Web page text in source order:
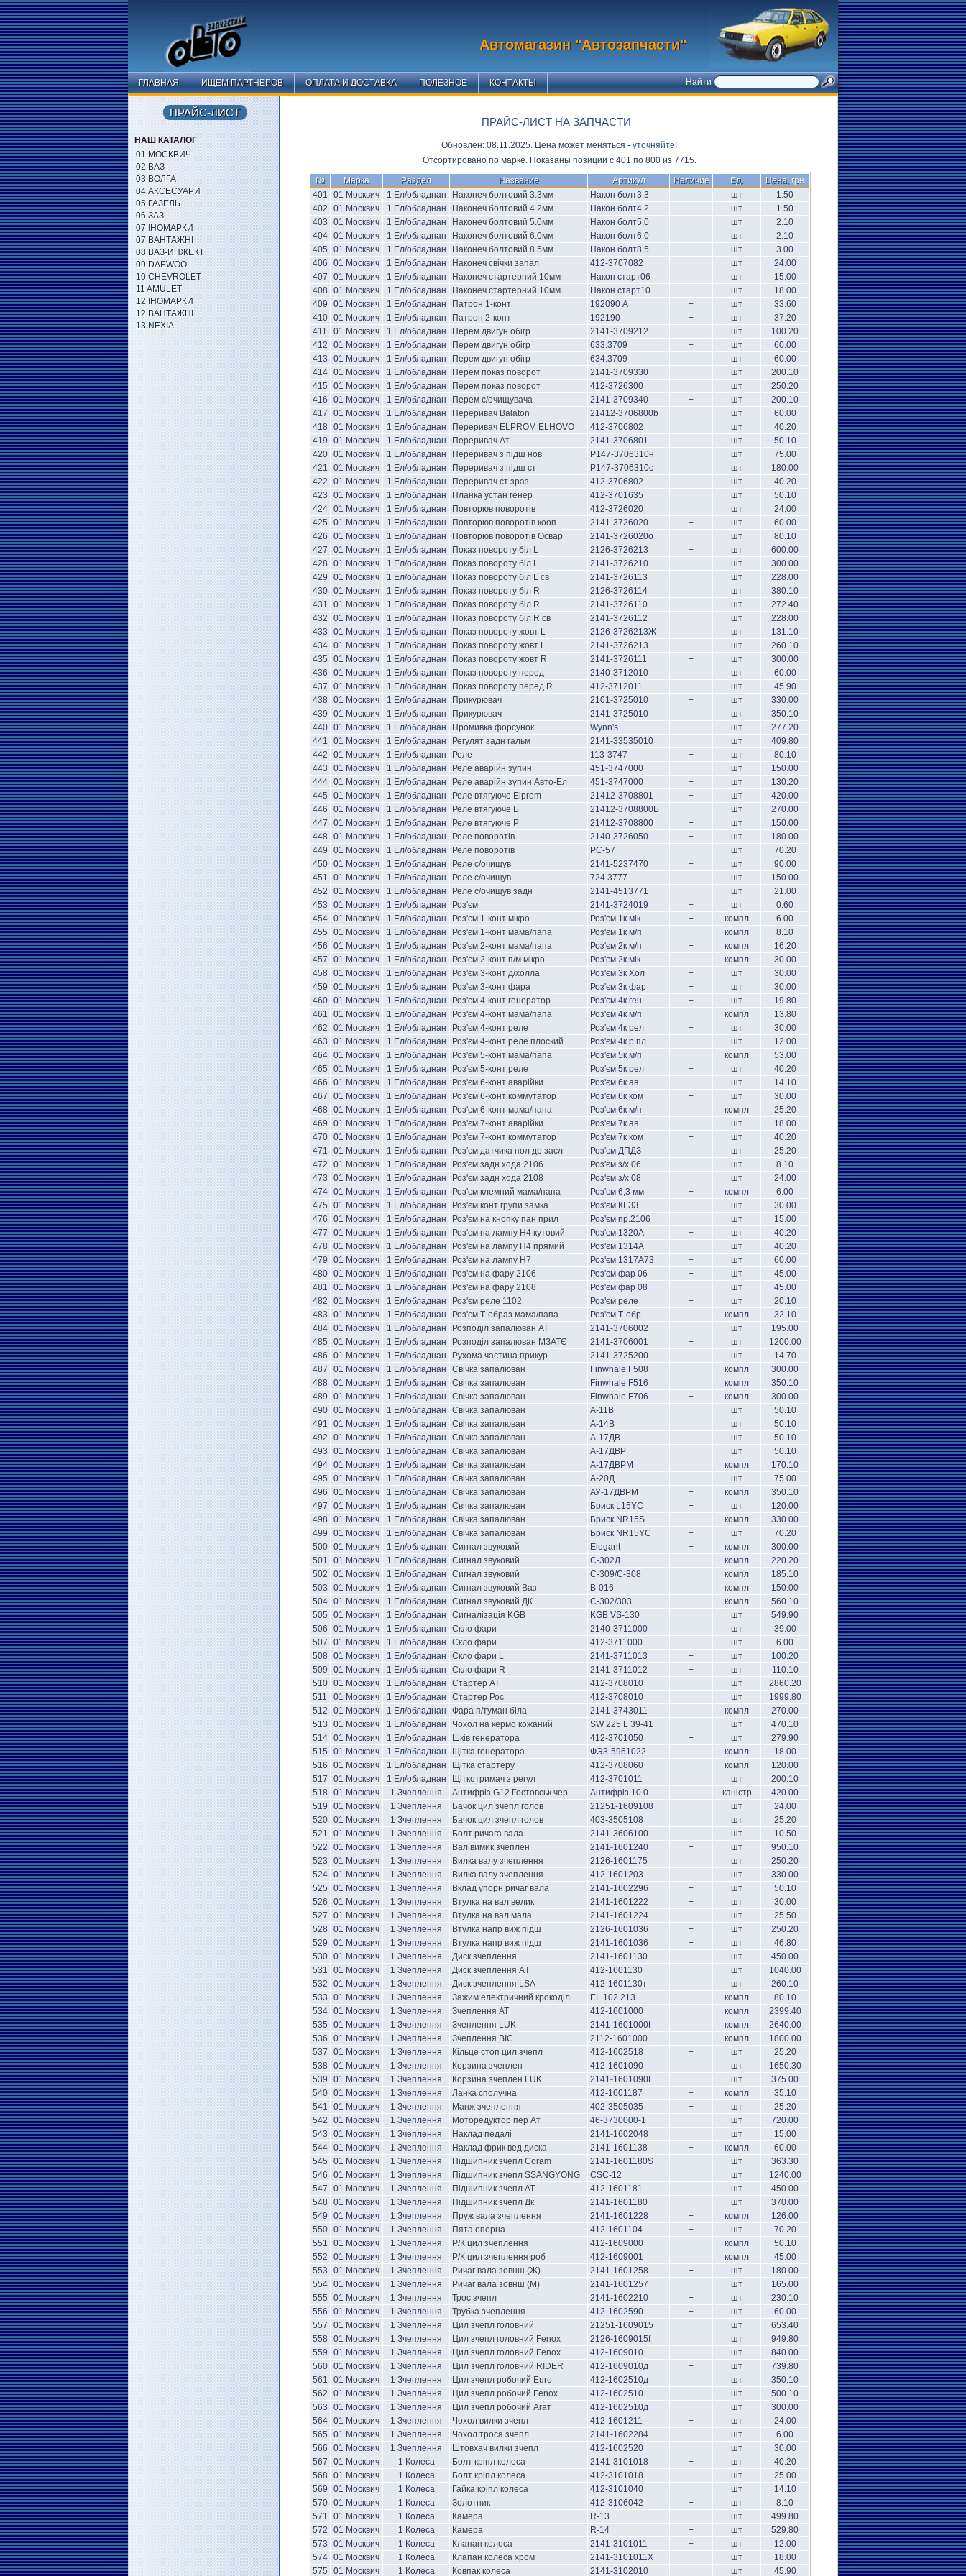
Автомагазин "Автозапчасти"
ГЛАВНАЯ ИЩЕМ ПАРТНЕРОВ ОПЛАТА И ДОСТАВКА ПОЛЕЗНОЕ КОНТАКТЫ Найти
ПРАЙС-ЛИСТ НА ЗАПЧАСТИ
Обновлен: 08.11.2025. Цена может меняться - уточняйте!
Отсортировано по марке. Показаны позиции с 401 по 800 из 7715.
№
Марка Раздел Название Артикул Наличие Ед.
Цена, грн
401
01 Москвич 1 Ел/обладнан Наконеч болтовий 3.3мм Након болт3.3 шт
1.50
402
01 Москвич 1 Ел/обладнан Наконеч болтовий 4.2мм Након болт4.2 шт
1.50
403
01 Москвич 1 Ел/обладнан Наконеч болтовий 5.0мм Након болт5.0 шт
2.10
404
01 Москвич 1 Ел/обладнан Наконеч болтовий 6.0мм Након болт6.0 шт
2.10
405
01 Москвич 1 Ел/обладнан Наконеч болтовий 8.5мм Након болт8.5 шт
3.00
406
01 Москвич 1 Ел/обладнан Наконеч свічки запал 412-3707082 шт
24.00
407
01 Москвич 1 Ел/обладнан Наконеч стартерний 10мм Након старт06 шт
15.00
408
01 Москвич 1 Ел/обладнан Наконеч стартерний 10мм Након старт10 шт
18.00
409
01 Москвич 1 Ел/обладнан Патрон 1-конт 192090 А + шт
33.60
410
01 Москвич 1 Ел/обладнан Патрон 2-конт 192190 + шт
37.20
411
01 Москвич 1 Ел/обладнан Перем двигун обігр 2141-3709212 + шт
100.20
412
01 Москвич 1 Ел/обладнан Перем двигун обігр 633.3709 + шт
60.00
413
01 Москвич 1 Ел/обладнан Перем двигун обігр 634.3709 шт
60.00
414
01 Москвич 1 Ел/обладнан Перем показ поворот 2141-3709330 + шт
200.10
415
01 Москвич 1 Ел/обладнан Перем показ поворот 412-3726300 шт
250.20
416
01 Москвич 1 Ел/обладнан Перем с/очищувача 2141-3709340 + шт
200.10
417
01 Москвич 1 Ел/обладнан Переривач Balaton 21412-3706800b шт
60.00
418
01 Москвич 1 Ел/обладнан Переривач ELPROM ELHOVO 412-3706802 шт
40.20
419
01 Москвич 1 Ел/обладнан Переривач Ат 2141-3706801 шт
50.10
420
01 Москвич 1 Ел/обладнан Переривач з підш нов Р147-3706310н шт
75.00
421
01 Москвич 1 Ел/обладнан Переривач з підш ст Р147-3706310с шт
180.00
422
01 Москвич 1 Ел/обладнан Переривач ст зраз 412-3706802 шт
40.20
423
01 Москвич 1 Ел/обладнан Планка устан генер 412-3701635 шт
50.10
424
01 Москвич 1 Ел/обладнан Повторюв поворотів 412-3726020 шт
24.00
425
01 Москвич 1 Ел/обладнан Повторюв поворотів кооп 2141-3726020 + шт
60.00
426
01 Москвич 1 Ел/обладнан Повторюв поворотів Освар 2141-3726020о шт
80.10
427
01 Москвич 1 Ел/обладнан Показ повороту біл L 2126-3726213 + шт
600.00
428
01 Москвич 1 Ел/обладнан Показ повороту біл L 2141-3726210 шт
300.00
429
01 Москвич 1 Ел/обладнан Показ повороту біл L св 2141-3726113 шт
228.00
430
01 Москвич 1 Ел/обладнан Показ повороту біл R 2126-3726114 шт
380.10
431
01 Москвич 1 Ел/обладнан Показ повороту біл R 2141-3726110 шт
272.40
432
01 Москвич 1 Ел/обладнан Показ повороту біл R св 2141-3726112 шт
228.00
433
01 Москвич 1 Ел/обладнан Показ повороту жовт L 2126-3726213Ж шт
131.10
434
01 Москвич 1 Ел/обладнан Показ повороту жовт L 2141-3726213 шт
260.10
435
01 Москвич 1 Ел/обладнан Показ повороту жовт R 2141-3726111 + шт
300.00
436
01 Москвич 1 Ел/обладнан Показ повороту перед 2140-3712010 шт
60.00
437
01 Москвич 1 Ел/обладнан Показ повороту перед R 412-3712011 шт
45.90
438
01 Москвич 1 Ел/обладнан Прикурювач 2101-3725010 + шт
330.00
439
01 Москвич 1 Ел/обладнан Прикурювач 2141-3725010 шт
350.10
440
01 Москвич 1 Ел/обладнан Промивка форсунок Wynn's шт
277.20
441
01 Москвич 1 Ел/обладнан Регулят задн гальм 2141-33535010 шт
409.80
442
01 Москвич 1 Ел/обладнан Реле 113-3747- + шт
80.10
443
01 Москвич 1 Ел/обладнан Реле аварійн зупин 451-3747000 + шт
150.00
444
01 Москвич 1 Ел/обладнан Реле аварійн зупин Авто-Ел 451-3747000 + шт
130.20
445
01 Москвич 1 Ел/обладнан Реле втягуюче Elprom 21412-3708801 + шт
420.00
446
01 Москвич 1 Ел/обладнан Реле втягуюче Б 21412-3708800Б + шт
270.00
447
01 Москвич 1 Ел/обладнан Реле втягуюче Р 21412-3708800 + шт
150.00
448
01 Москвич 1 Ел/обладнан Реле поворотів 2140-3726050 + шт
180.00
449
01 Москвич 1 Ел/обладнан Реле поворотів РС-57 шт
70.20
450
01 Москвич 1 Ел/обладнан Реле с/очищув 2141-5237470 + шт
90.00
451
01 Москвич 1 Ел/обладнан Реле с/очищув 724.3777 шт
150.00
452
01 Москвич 1 Ел/обладнан Реле с/очищув задн 2141-4513771 + шт
21.00
453
01 Москвич 1 Ел/обладнан Роз'єм 2141-3724019 + шт
0.60
454
01 Москвич 1 Ел/обладнан Роз'єм 1-конт мікро Роз'єм 1к мік + компл
6.00
455
01 Москвич 1 Ел/обладнан Роз'єм 1-конт мама/папа Роз'єм 1к м/п компл
8.10
456
01 Москвич 1 Ел/обладнан Роз'єм 2-конт мама/папа Роз'єм 2к м/п + компл
16.20
457
01 Москвич 1 Ел/обладнан Роз'єм 2-конт п/м мікро Роз'єм 2к мік компл
30.00
458
01 Москвич 1 Ел/обладнан Роз'єм 3-конт д/холла Роз'єм 3к Хол + шт
30.00
459
01 Москвич 1 Ел/обладнан Роз'єм 3-конт фара Роз'єм 3к фар + шт
30.00
460
01 Москвич 1 Ел/обладнан Роз'єм 4-конт генератор Роз'єм 4к ген + шт
19.80
461
01 Москвич 1 Ел/обладнан Роз'єм 4-конт мама/папа Роз'єм 4к м/п компл
13.80
462
01 Москвич 1 Ел/обладнан Роз'єм 4-конт реле Роз'єм 4к рел + шт
30.00
463
01 Москвич 1 Ел/обладнан Роз'єм 4-конт реле плоский Роз'єм 4к р пл шт
12.00
464
01 Москвич 1 Ел/обладнан Роз'єм 5-конт мама/папа Роз'єм 5к м/п компл
53.00
465
01 Москвич 1 Ел/обладнан Роз'єм 5-конт реле Роз'єм 5к рел + шт
40.20
466
01 Москвич 1 Ел/обладнан Роз'єм 6-конт аварійки Роз'єм 6к ав + шт
14.10
467
01 Москвич 1 Ел/обладнан Роз'єм 6-конт коммутатор Роз'єм 6к ком + шт
30.00
468
01 Москвич 1 Ел/обладнан Роз'єм 6-конт мама/папа Роз'єм 6к м/п компл
25.20
469
01 Москвич 1 Ел/обладнан Роз'єм 7-конт аварійки Роз'єм 7к ав + шт
18.00
470
01 Москвич 1 Ел/обладнан Роз'єм 7-конт коммутатор Роз'єм 7к ком + шт
40.20
471
01 Москвич 1 Ел/обладнан Роз'єм датчика пол др засл Роз'єм ДПДЗ шт
25.20
472
01 Москвич 1 Ел/обладнан Роз'єм задн хода 2106 Роз'єм з/х 06 шт
8.10
473
01 Москвич 1 Ел/обладнан Роз'єм задн хода 2108 Роз'єм з/х 08 шт
24.00
474
01 Москвич 1 Ел/обладнан Роз'єм клемний мама/папа Роз'єм 6,3 мм + компл
6.00
475
01 Москвич 1 Ел/обладнан Роз'єм конт групи замка Роз'єм КГЗЗ шт
30.00
476
01 Москвич 1 Ел/обладнан Роз'єм на кнопку пан прил Роз'єм пр.2106 шт
15.00
477
01 Москвич 1 Ел/обладнан Роз'єм на лампу H4 кутовий Роз'єм 1320А + шт
40.20
478
01 Москвич 1 Ел/обладнан Роз'єм на лампу H4 прямий Роз'єм 1314А + шт
40.20
479
01 Москвич 1 Ел/обладнан Роз'єм на лампу H7 Роз'єм 1317А73 + шт
60.00
480
01 Москвич 1 Ел/обладнан Роз'єм на фару 2106 Роз'єм фар 06 + шт
45.00
481
01 Москвич 1 Ел/обладнан Роз'єм на фару 2108 Роз'єм фар 08 шт
45.00
482
01 Москвич 1 Ел/обладнан Роз'єм реле 1102 Роз'єм реле + шт
20.10
483
01 Москвич 1 Ел/обладнан Роз'єм Т-образ мама/папа Роз'єм Т-обр компл
32.10
484
01 Москвич 1 Ел/обладнан Розподіл запалюван АТ 2141-3706002 шт
195.00
485
01 Москвич 1 Ел/обладнан Розподіл запалюван МЗАТЄ 2141-3706001 + шт
1200.00
486
01 Москвич 1 Ел/обладнан Рухома частина прикур 2141-3725200 шт
14.70
487
01 Москвич 1 Ел/обладнан Свічка запалюван Finwhale F508 компл
300.00
488
01 Москвич 1 Ел/обладнан Свічка запалюван Finwhale F516 компл
350.10
489
01 Москвич 1 Ел/обладнан Свічка запалюван Finwhale F706 + компл
300.00
490
01 Москвич 1 Ел/обладнан Свічка запалюван А-11В шт
50.10
491
01 Москвич 1 Ел/обладнан Свічка запалюван А-14В шт
50.10
492
01 Москвич 1 Ел/обладнан Свічка запалюван А-17ДВ шт
50.10
493
01 Москвич 1 Ел/обладнан Свічка запалюван А-17ДВР шт
50.10
494
01 Москвич 1 Ел/обладнан Свічка запалюван А-17ДВРМ компл
170.10
495
01 Москвич 1 Ел/обладнан Свічка запалюван А-20Д + шт
75.00
496
01 Москвич 1 Ел/обладнан Свічка запалюван АУ-17ДВРМ + компл
350.10
497
01 Москвич 1 Ел/обладнан Свічка запалюван Бриск L15YC + шт
120.00
498
01 Москвич 1 Ел/обладнан Свічка запалюван Бриск NR15S компл
330.00
499
01 Москвич 1 Ел/обладнан Свічка запалюван Бриск NR15YС + шт
70.20
500
01 Москвич 1 Ел/обладнан Сигнал звуковий Elegant + компл
300.00
501
01 Москвич 1 Ел/обладнан Сигнал звуковий С-302Д компл
220.20
502
01 Москвич 1 Ел/обладнан Сигнал звуковий С-309/С-308 компл
185.10
503
01 Москвич 1 Ел/обладнан Сигнал звуковий Ваз В-016 компл
150.00
504
01 Москвич 1 Ел/обладнан Сигнал звуковий ДК С-302/303 компл
560.10
505
01 Москвич 1 Ел/обладнан Сигналізація KGB KGB VS-130 шт
549.90
506
01 Москвич 1 Ел/обладнан Скло фари 2140-3711000 шт
39.00
507
01 Москвич 1 Ел/обладнан Скло фари 412-3711000 шт
6.00
508
01 Москвич 1 Ел/обладнан Скло фари L 2141-3711013 + шт
100.20
509
01 Москвич 1 Ел/обладнан Скло фари R 2141-3711012 + шт
110.10
510
01 Москвич 1 Ел/обладнан Стартер AT 412-3708010 + шт
2860.20
511
01 Москвич 1 Ел/обладнан Стартер Рос 412-3708010 шт
1999.80
512
01 Москвич 1 Ел/обладнан Фара п/туман біла 2141-3743011 компл
270.00
513
01 Москвич 1 Ел/обладнан Чохол на кермо кожаний SW 225 L 39-41 + шт
470.10
514
01 Москвич 1 Ел/обладнан Шків генератора 412-3701050 + шт
279.90
515
01 Москвич 1 Ел/обладнан Щітка генератора ФЭ3-5961022 компл
18.00
516
01 Москвич 1 Ел/обладнан Щітка стартеру 412-3708060 + компл
120.00
517
01 Москвич 1 Ел/обладнан Щіткотримач з регул 412-3701011 шт
200.10
518
01 Москвич 1 Зчеплення Антифріз G12 Гостовськ чер Антифріз 10.0 каністр
420.00
519
01 Москвич 1 Зчеплення Бачок цил зчепл голов 21251-1609108 шт
24.00
520
01 Москвич 1 Зчеплення Бачок цил зчепл голов 403-3505108 шт
25.20
521
01 Москвич 1 Зчеплення Болт ричага вала 2141-3606100 шт
10.50
522
01 Москвич 1 Зчеплення Вал вимик зчеплен 2141-1601240 + шт
950.10
523
01 Москвич 1 Зчеплення Вилка валу зчеплення 2126-1601175 шт
250.20
524
01 Москвич 1 Зчеплення Вилка валу зчеплення 412-1601203 шт
330.00
525
01 Москвич 1 Зчеплення Вклад упорн ричаг вала 2141-1602296 + шт
50.10
526
01 Москвич 1 Зчеплення Втулка на вал велик 2141-1601222 + шт
30.00
527
01 Москвич 1 Зчеплення Втулка на вал мала 2141-1601224 + шт
25.50
528
01 Москвич 1 Зчеплення Втулка напр виж підш 2126-1601036 + шт
250.20
529
01 Москвич 1 Зчеплення Втулка напр виж підш 2141-1601036 + шт
46.80
530
01 Москвич 1 Зчеплення Диск зчеплення 2141-1601130 шт
450.00
531
01 Москвич 1 Зчеплення Диск зчеплення AТ 412-1601130 шт
1040.00
532
01 Москвич 1 Зчеплення Диск зчеплення LSA 412-1601130т шт
260.10
533
01 Москвич 1 Зчеплення Зажим електричний крокоділ EL 102 213 компл
80.10
534
01 Москвич 1 Зчеплення Зчеплення AT 412-1601000 компл
2399.40
535
01 Москвич 1 Зчеплення Зчеплення LUK 2141-1601000t компл
2640.00
536
01 Москвич 1 Зчеплення Зчеплення ВІС 2112-1601000 компл
1800.00
537
01 Москвич 1 Зчеплення Кільце стоп цил зчепл 412-1602518 + шт
25.20
538
01 Москвич 1 Зчеплення Корзина зчеплен 412-1601090 шт
1650.30
539
01 Москвич 1 Зчеплення Корзина зчеплен LUK 2141-1601090L шт
375.00
540
01 Москвич 1 Зчеплення Ланка сполучна 412-1601187 + компл
35.10
541
01 Москвич 1 Зчеплення Манж зчеплення 402-3505035 + шт
25.20
542
01 Москвич 1 Зчеплення Моторедуктор пер Ат 46-3730000-1 шт
720.00
543
01 Москвич 1 Зчеплення Наклад педалі 2141-1602048 шт
15.00
544
01 Москвич 1 Зчеплення Наклад фрик вед диска 2141-1601138 + компл
60.00
545
01 Москвич 1 Зчеплення Підшипник зчепл Coram 2141-1601180S шт
363.30
546
01 Москвич 1 Зчеплення Підшипник зчепл SSANGYONG CSC-12 шт
1240.00
547
01 Москвич 1 Зчеплення Підшипник зчепл АТ 412-1601181 шт
450.00
548
01 Москвич 1 Зчеплення Підшипник зчепл Дк 2141-1601180 шт
370.00
549
01 Москвич 1 Зчеплення Пруж вала зчеплення 2141-1601228 + компл
126.00
550
01 Москвич 1 Зчеплення Пята опорна 412-1601104 + шт
70.20
551
01 Москвич 1 Зчеплення Р/К цил зчеплення 412-1609000 + компл
50.10
552
01 Москвич 1 Зчеплення Р/К цил зчеплення роб 412-1609001 компл
45.00
553
01 Москвич 1 Зчеплення Ричаг вала зовнш (Ж) 2141-1601258 + шт
180.00
554
01 Москвич 1 Зчеплення Ричаг вала зовнш (М) 2141-1601257 шт
165.00
555
01 Москвич 1 Зчеплення Трос зчепл 2141-1602210 + шт
230.10
556
01 Москвич 1 Зчеплення Трубка зчеплення 412-1602590 + шт
60.00
557
01 Москвич 1 Зчеплення Цил зчепл головний 21251-1609015 шт
653.40
558
01 Москвич 1 Зчеплення Цил зчепл головний Fenox 2126-1609015f шт
949.80
559
01 Москвич 1 Зчеплення Цил зчепл головний Fenox 412-1609010 + шт
840.00
560
01 Москвич 1 Зчеплення Цил зчепл головний RIDER 412-1609010д + шт
739.80
561
01 Москвич 1 Зчеплення Цил зчепл робочий Euro 412-1602510д шт
350.10
562
01 Москвич 1 Зчеплення Цил зчепл робочий Fenox 412-1602510 шт
500.10
563
01 Москвич 1 Зчеплення Цил зчепл робочий Агат 412-1602510д шт
300.00
564
01 Москвич 1 Зчеплення Чохол вилки зчепл 412-1601211 + шт
24.00
565
01 Москвич 1 Зчеплення Чохол троса зчепл 2141-1602284 шт
6.00
566
01 Москвич 1 Зчеплення Штовхач вилки зчепл 412-1602520 шт
30.00
567
01 Москвич 1 Колеса Болт кріпл колеса 2141-3101018 + шт
40.20
568
01 Москвич 1 Колеса Болт кріпл колеса 412-3101018 + шт
25.00
569
01 Москвич 1 Колеса Гайка кріпл колеса 412-3101040 шт
14.10
570
01 Москвич 1 Колеса Золотник 412-3106042 + шт
8.10
571
01 Москвич 1 Колеса Камера R-13 + шт
499.80
572
01 Москвич 1 Колеса Камера R-14 + шт
529.80
573
01 Москвич 1 Колеса Клапан колеса 2141-3101011 + шт
12.00
574
01 Москвич 1 Колеса Клапан колеса хром 2141-3101011Х + шт
18.00
575
01 Москвич 1 Колеса Ковпак колеса 2141-3102010 шт 45.90
ПРАЙС-ЛИСТ
НАШ КАТАЛОГ
01 МОСКВИЧ
02 ВАЗ
03 ВОЛГА
04 АКСЕСУАРИ
05 ГАЗЕЛЬ
06 ЗАЗ
07 ІНОМАРКИ
07 ВАНТАЖНІ
08 ВАЗ-ИНЖЕКТ
09 DAEWOO
10 CHEVROLET
11 AMULET
12 ІНОМАРКИ
12 ВАНТАЖНІ
13 NEXIA